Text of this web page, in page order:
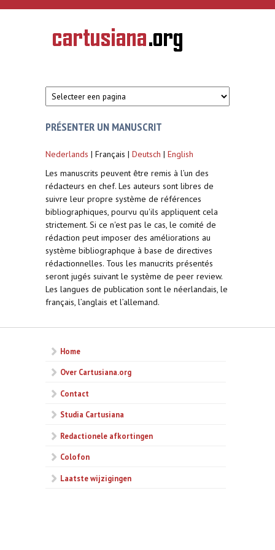
Overslaan en naar de inhoud gaan
CARTUSIANA
Geschiedenis
van de
PRÉSENTER UN MANUSCRIT
Nederlands | Français | Deutsch | English
Les manuscrits peuvent être remis à l’un des
rédacteurs en chef. Les auteurs sont libres de
suivre leur propre système de références
bibliographiques, pourvu qu'ils appliquent cela
strictement. Si ce n'est pas le cas, le comité de
rédaction peut imposer des améliorations au
système bibliographque à base de directives
rédactionnelles. Tous les manucrits présentés
seront jugés suivant le système de peer review.
Les langues de publication sont le néerlandais, le
français, l’anglais et l’allemand.
Home
Over Cartusiana.org
Contact
Studia Cartusiana
Redactionele afkortingen
Colofon
Laatste wijzigingen